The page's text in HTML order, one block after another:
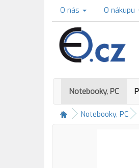
O nás O nákupu
Notebooky, PC
Notebooky, PC